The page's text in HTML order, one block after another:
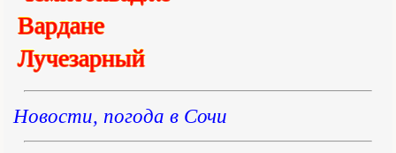
Вардане
Лучезарный
Новости, погода в Сочи